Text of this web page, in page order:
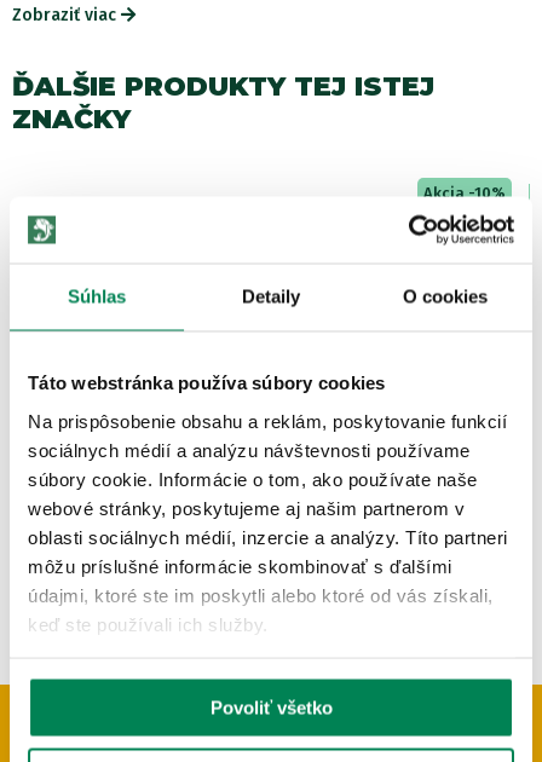
Súhlas Detaily O cookies
Táto webstránka používa súbory cookies
Na prispôsobenie obsahu a reklám, poskytovanie funkcií
sociálnych médií a analýzu návštevnosti používame
súbory cookie. Informácie o tom, ako používate naše
webové stránky, poskytujeme aj našim partnerom v
oblasti sociálnych médií, inzercie a analýzy. Títo partneri
môžu príslušné informácie skombinovať s ďalšími
údajmi, ktoré ste im poskytli alebo ktoré od vás získali,
keď ste používali ich služby.
Povoliť všetko
Zobraziť viac
ĎALŠIE PRODUKTY TEJ ISTEJ
ZNAČKY
Akcia -10%
6 variantov
Skladom / u vás už 07.08.
OD 1.43 €
pôvodneod 1.59 €
PREČO U NÁS NAKUPOVAŤ